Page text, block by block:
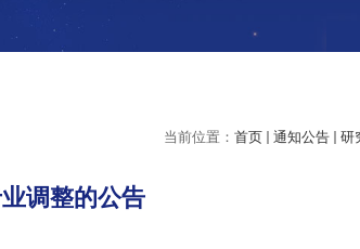
当前位置： 首页 通知公告 研
调整的公告